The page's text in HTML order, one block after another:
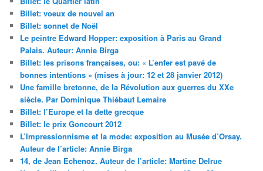
Billet: voeux de nouvel an
Billet: sonnet de Noël
Le peintre Edward Hopper: exposition à Paris au Grand
Palais. Auteur: Annie Birga
Billet: les prisons françaises, ou: « L’enfer est pavé de
bonnes intentions » (mises à jour: 12 et 28 janvier 2012)
Une famille bretonne, de la Révolution aux guerres du XXe
siècle. Par Dominique Thiébaut Lemaire
Billet: l’Europe et la dette grecque
Billet: le prix Goncourt 2012
L’Impressionnisme et la mode: exposition au Musée d’Orsay.
Auteur de l’article: Annie Birga
14, de Jean Echenoz. Auteur de l’article: Martine Delrue